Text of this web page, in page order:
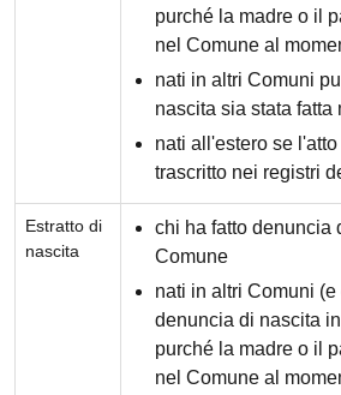
purché la madre o il
nel Comune al
nati in altri Comuni
nascita sia stata fatta
nati all'estero se
trascritto nei registri
Estratto di
nascita
chi ha fatto denuncia
Comune
nati in altri Comuni
denuncia di nascita
purché la madre o il
nel Comune al